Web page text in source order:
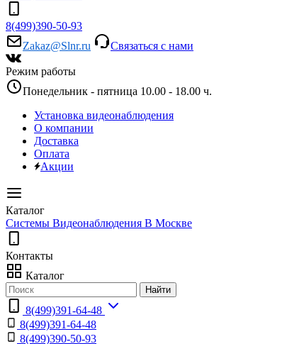
8(499)390-50-93
Zakaz@Slnr.ru
Связаться с нами
Режим работы
Понедельник - пятница 10.00 - 18.00 ч.
Установка видеонаблюдения
О компании
Доставка
Оплата
Акции
Каталог
Системы Видеонаблюдения В Москве
Контакты
Каталог
Найти
8(499)391-64-48
8(499)391-64-48
8(499)390-50-93